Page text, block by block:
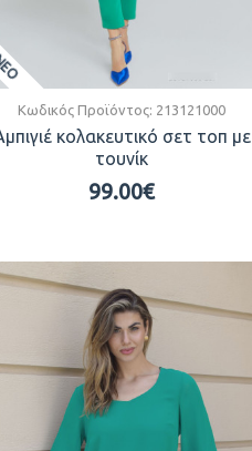
Κωδικός Προϊόντος: 213121000
κολακευτικό σετ τοπ με
τουνίκ
99.00€